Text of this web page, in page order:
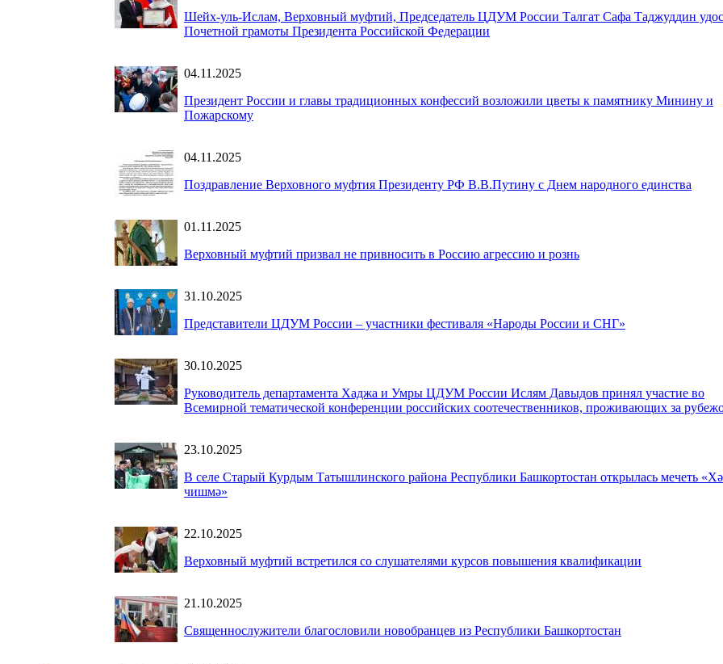
Шейх-уль-Ислам, Верховный муфтий, Председатель ЦДУМ России Талгат Сафа Таджуддин
Почетной грамоты Президента Российской Федерации
04.11.2025
Президент России и главы традиционных конфессий возложили цветы к памятнику Минину и
Пожарскому
04.11.2025
Поздравление Верховного муфтия Президенту РФ В.В.Путину с Днем народного единства
01.11.2025
Верховный муфтий призвал не привносить в Россию агрессию и рознь
31.10.2025
Представители ЦДУМ России – участники фестиваля «Народы России и СНГ»
30.10.2025
Руководитель департамента Хаджа и Умры ЦДУМ России Ислям Давыдов принял участие во
Всемирной тематической конференции российских соотечественников, проживающих за
23.10.2025
В селе Старый Курдым Татышлинского района Республики Башкортостан открылась мечеть
чишмә»
22.10.2025
Верховный муфтий встретился со слушателями курсов повышения квалификации
21.10.2025
Священнослужители благословили новобранцев из Республики Башкортостан